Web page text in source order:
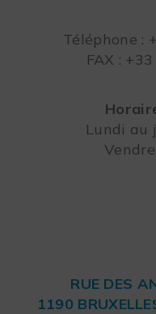
Téléphone :
FAX :
Lundi au
RUE DES
1190